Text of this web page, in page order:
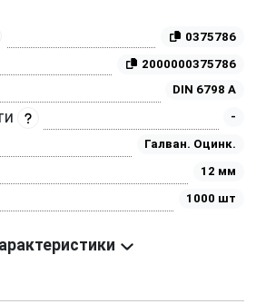
0375786
2000000375786
DIN 6798 A
-
Галван. Оцинк.
12 мм
1000 шт